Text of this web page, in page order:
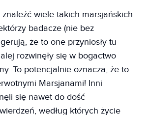
znaleźć wiele takich marsjańskich
badacze (nie bez
że to one przyniosły tu
rozwinęły się w bogactwo
To potencjalnie oznacza, że to
Marsjanami! Inni
się nawet do dość
według których życie